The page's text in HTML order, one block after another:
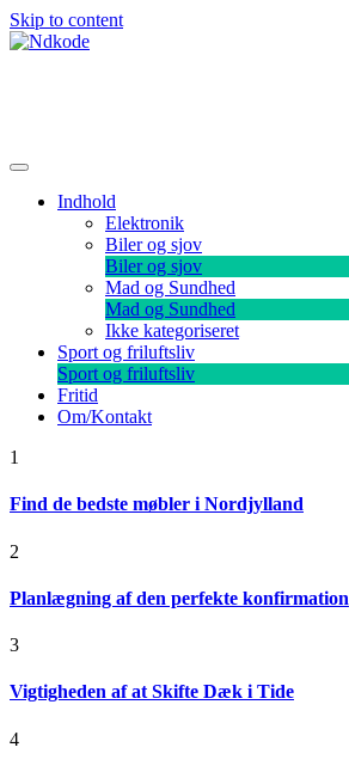
Skip to content
Indhold
Elektronik
Biler og sjov
Biler og sjov
Mad og Sundhed
Mad og Sundhed
Ikke kategoriseret
Sport og friluftsliv
Sport og friluftsliv
Fritid
Om/Kontakt
1
Find de bedste møbler i Nordjylland
2
Planlægning af den perfekte konfirmation
3
Vigtigheden af at Skifte Dæk i Tide
4